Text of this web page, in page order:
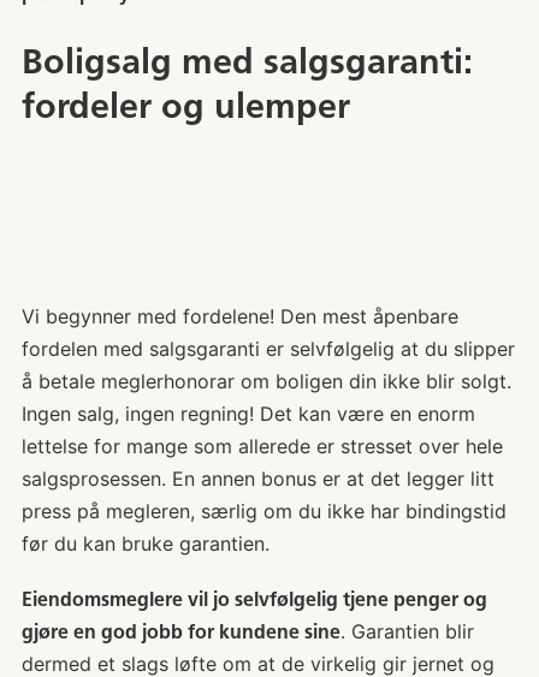
Boligsalg med salgsgaranti:
fordeler og ulemper
Vi begynner med fordelene! Den mest åpenbare
fordelen med salgsgaranti er selvfølgelig at du slipper
å betale meglerhonorar om boligen din ikke blir solgt.
Ingen salg, ingen regning! Det kan være en enorm
lettelse for mange som allerede er stresset over hele
salgsprosessen. En annen bonus er at det legger litt
press på megleren, særlig om du ikke har bindingstid
før du kan bruke garantien.
Eiendomsmeglere vil jo selvfølgelig tjene penger og
gjøre en god jobb for kundene sine. Garantien blir
dermed et slags løfte om at de virkelig gir jernet og